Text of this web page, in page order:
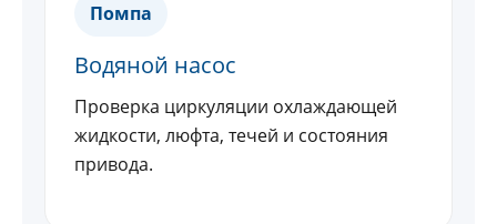
Помпа
Водяной насос
Проверка циркуляции охлаждающей
жидкости, люфта, течей и состояния
привода.